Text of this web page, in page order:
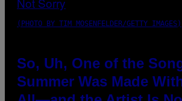
(PHOTO BY TIM MOSENFELDER/GETTY IMAGES)
So, Uh, One of the
Summer Was Made